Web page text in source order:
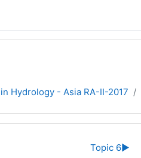
Hydrology - Asia RA-II-2017
الخطوط العريضة
▶︎
Topic 6